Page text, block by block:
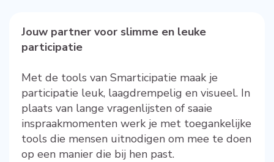
Jouw partner voor slimme en leuke
participatie
Met de tools van Smarticipatie maak je
participatie leuk, laagdrempelig en visueel. In
plaats van lange vragenlijsten of saaie
inspraakmomenten werk je met toegankelijke
tools die mensen uitnodigen om mee te doen
op een manier die bij hen past.